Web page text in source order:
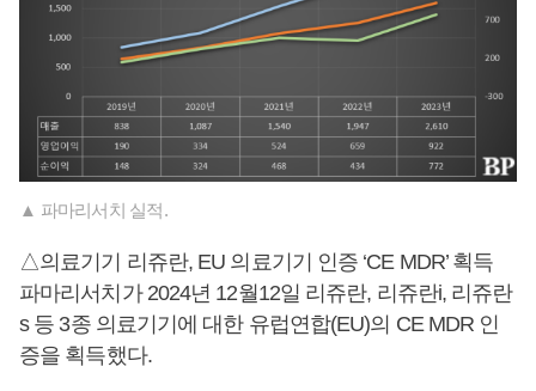
▲ 파마리서치 실적.
△의료기기 리쥬란, EU 의료기기 인증 ‘CE MDR’ 획득
파마리서치가 2024년 12월12일 리쥬란, 리쥬란i, 리쥬란
s 등 3종 의료기기에 대한 유럽연합(EU)의 CE MDR 인
증을 획득했다.